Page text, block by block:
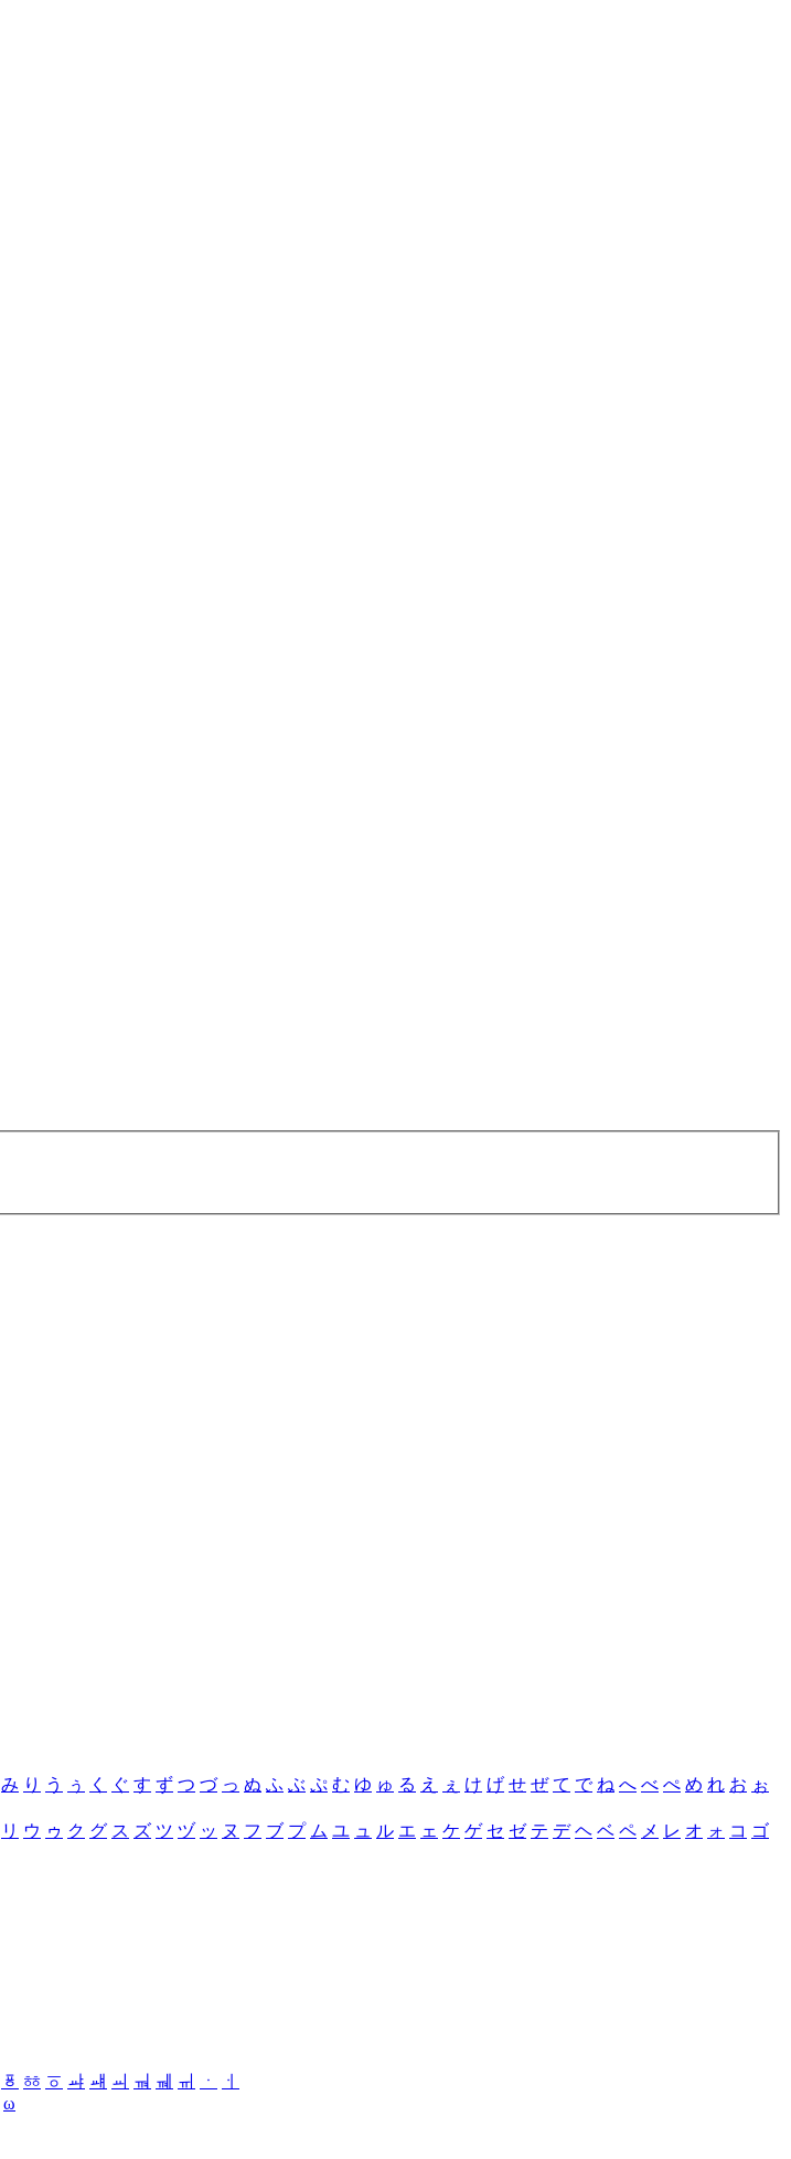
み り う ぅ く ぐ す ず つ づ っ ぬ ふ ぶ ぷ む ゆ ゅ る え ぇ け げ せ ぜ て で ね へ べ ぺ め れ お ぉ
リ ウ ゥ ク グ ス ズ ツ ヅ ッ ヌ フ ブ プ ム ユ ュ ル エ ェ ケ ゲ セ ゼ テ デ ヘ ベ ペ メ レ オ ォ コ ゴ
ㆄ ㆅ ㆆ ㆇ ㆈ ㆉ ㆊ ㆋ ㆌ ㆍ
ㆎ
ω